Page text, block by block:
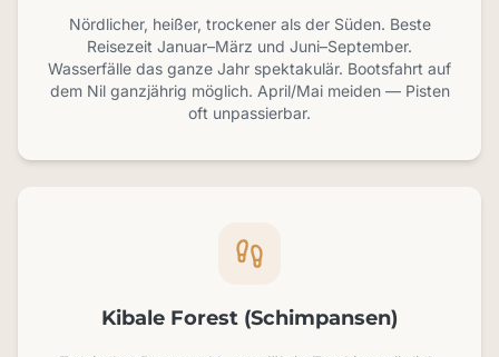
Nördlicher, heißer, trockener als der Süden. Beste
Reisezeit Januar–März und Juni–September.
Wasserfälle das ganze Jahr spektakulär. Bootsfahrt auf
dem Nil ganzjährig möglich. April/Mai meiden — Pisten
oft unpassierbar.
Kibale Forest (Schimpansen)